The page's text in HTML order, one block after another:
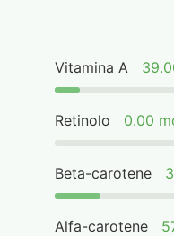
Vitamina A
Retinolo 0.00
Beta-carotene
Alfa-carotene